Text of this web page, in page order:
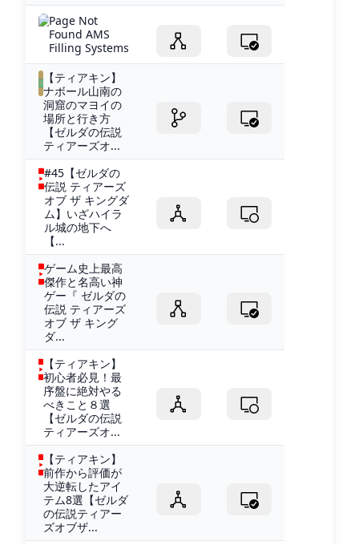
Page Not
Found AMS
Filling Systems
【ティアキン】
ナボール山南の
洞窟のマヨイの
場所と行き方
【ゼルダの伝説
ティアーズオ...
#45【ゼルダの
伝説 ティアーズ
オブ ザ キングダ
ム】いざハイラ
ル城の地下へ
【...
ゲーム史上最高
傑作と名高い神
ゲー『 ゼルダの
伝説 ティアーズ
オブ ザ キング
ダ...
【ティアキン】
初心者必見！最
序盤に絶対やる
べきこと８選
【ゼルダの伝説
ティアーズオ...
【ティアキン】
前作から評価が
大逆転したアイ
テム8選【ゼルダ
の伝説ティアー
ズオブザ...